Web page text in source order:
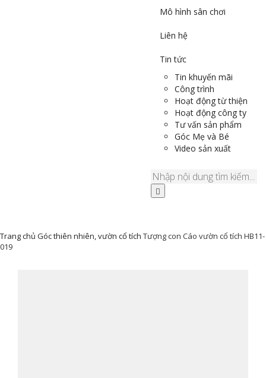
Mô hình sân chơi
Liên hệ
Tin tức
Tin khuyến mãi
Công trình
Hoạt động từ thiện
Hoạt động công ty
Tư vấn sản phẩm
Góc Mẹ và Bé
Video sản xuất
Trang chủ Góc thiên nhiên, vườn cổ tích Tượng con Cáo vườn cổ tích HB11-
019